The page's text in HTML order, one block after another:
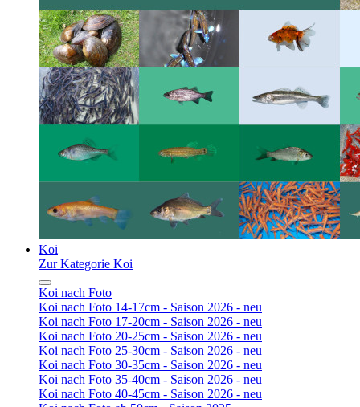
Koi
Zur Kategorie Koi
Koi nach Foto
Koi nach Foto 14-17cm - Saison 2026 - neu
Koi nach Foto 17-20cm - Saison 2026 - neu
Koi nach Foto 20-25cm - Saison 2026 - neu
Koi nach Foto 25-30cm - Saison 2026 - neu
Koi nach Foto 30-35cm - Saison 2026 - neu
Koi nach Foto 35-40cm - Saison 2026 - neu
Koi nach Foto 40-45cm - Saison 2026 - neu